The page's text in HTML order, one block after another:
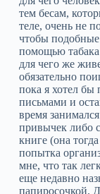
тем бесам,
теле, очень не
чтобы
помощью табака
для чего же
обязательно
пока я хотел бы
письмами и
время
привычек либо
книге (она
попытка
мне, что так
еще недавно
папиросочкой.